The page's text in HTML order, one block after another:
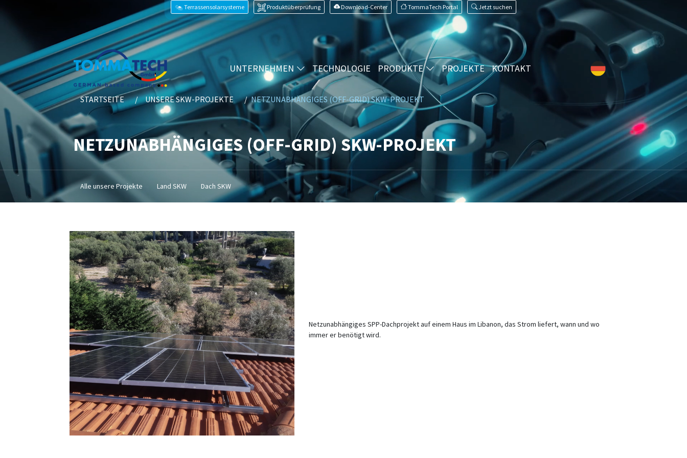
Terrassensolarsysteme Produktüberprüfung Download-Center TommaTech Portal Jetzt suchen
UNTERNEHMEN TECHNOLOGIE PRODUKTE PROJEKTE KONTAKT
STARTSEITE UNSERE SKW-PROJEKTE NETZUNABHÄNGIGES (OFF-GRID) SKW-PROJEKT
NETZUNABHÄNGIGES (OFF-GRID) SKW-PROJEKT
Alle unsere Projekte Land SKW Dach SKW
Netzunabhängiges SPP-Dachprojekt auf einem Haus im Libanon, das Strom liefert, wann und wo
immer er benötigt wird.